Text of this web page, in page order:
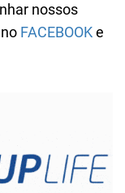
nossos
FACEBOOKe